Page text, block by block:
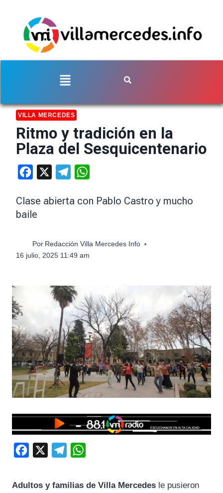
VILLA MERCEDES
Ritmo y tradición en la
Plaza del Sesquicentenario
Facebook Telegram
Clase abierta con Pablo Castro y mucho
baile
Por Redacción Villa Mercedes Info
16 julio, 2025 11:49 am
Adultos y familias de Villa Mercedes le pusieron